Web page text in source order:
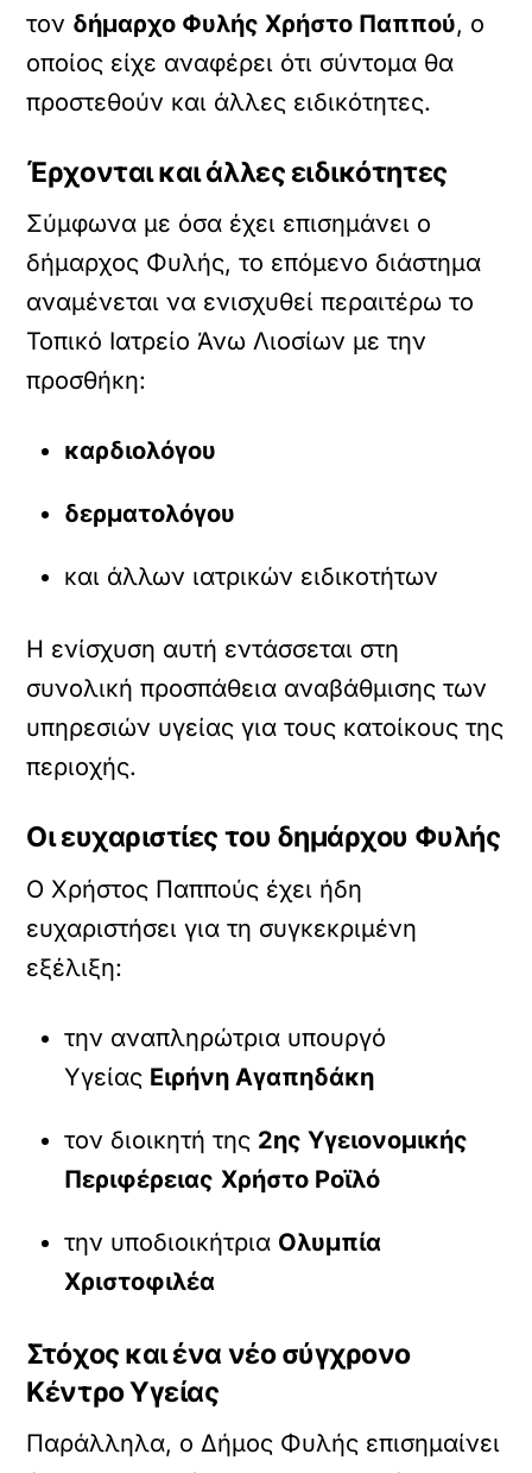
τον δήμαρχο Φυλής Χρήστο Παππού, ο
οποίος είχε αναφέρει ότι σύντομα θα
προστεθούν και άλλες ειδικότητες.
Έρχονται και άλλες ειδικότητες
Σύμφωνα με όσα έχει επισημάνει ο
δήμαρχος Φυλής, το επόμενο διάστημα
αναμένεται να ενισχυθεί περαιτέρω το
Τοπικό Ιατρείο Άνω Λιοσίων με την
προσθήκη:
καρδιολόγου
δερματολόγου
και άλλων ιατρικών ειδικοτήτων
Η ενίσχυση αυτή εντάσσεται στη
συνολική προσπάθεια αναβάθμισης των
υπηρεσιών υγείας για τους κατοίκους της
περιοχής.
Οι ευχαριστίες του δημάρχου Φυλής
Ο Χρήστος Παππούς έχει ήδη
ευχαριστήσει για τη συγκεκριμένη
εξέλιξη:
την αναπληρώτρια υπουργό
Υγείας Ειρήνη Αγαπηδάκη
τον διοικητή της 2ης Υγειονομικής
Περιφέρειας Χρήστο Ροϊλό
την υποδιοικήτρια Ολυμπία
Χριστοφιλέα
Στόχος και ένα νέο σύγχρονο
Κέντρο Υγείας
Παράλληλα, ο Δήμος Φυλής επισημαίνει